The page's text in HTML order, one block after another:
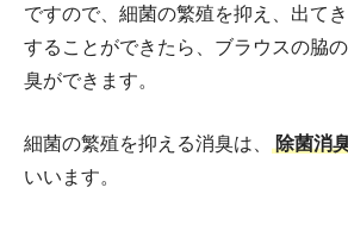
ですので、細菌の繁殖を抑え、出て
することができたら、ブラウスの脇
臭ができます。
細菌の繁殖を抑える消臭は、 除菌消
いいます。